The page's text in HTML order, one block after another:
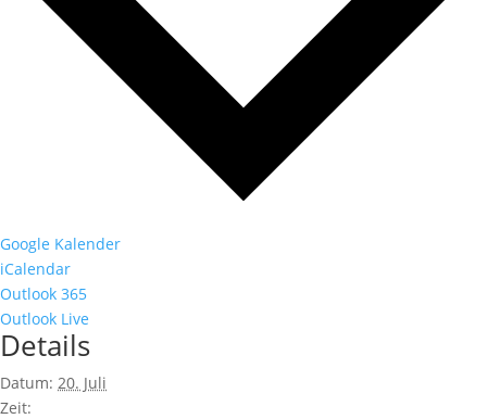
Google Kalender
iCalendar
Outlook 365
Outlook Live
Details
Datum: 20. Juli
Zeit: